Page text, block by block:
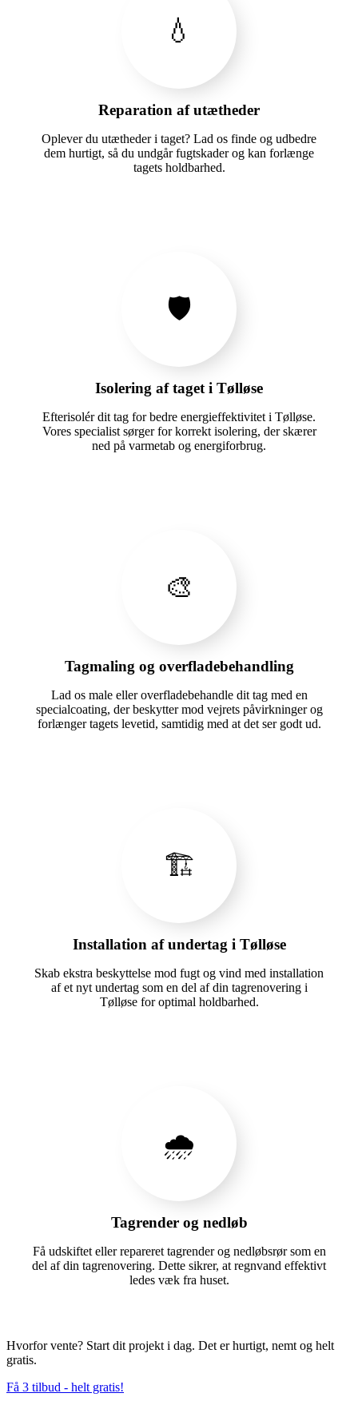
💧
Reparation af utætheder
Oplever du utætheder i taget? Lad os finde og udbedre
dem hurtigt, så du undgår fugtskader og kan forlænge
tagets holdbarhed.
🛡️
Isolering af taget i Tølløse
Efterisolér dit tag for bedre energieffektivitet i Tølløse.
Vores specialist sørger for korrekt isolering, der skærer
ned på varmetab og energiforbrug.
🎨
Tagmaling og overfladebehandling
Lad os male eller overfladebehandle dit tag med en
specialcoating, der beskytter mod vejrets påvirkninger og
forlænger tagets levetid, samtidig med at det ser godt ud.
🏗️
Installation af undertag i Tølløse
Skab ekstra beskyttelse mod fugt og vind med installation
af et nyt undertag som en del af din tagrenovering i
Tølløse for optimal holdbarhed.
🌧️
Tagrender og nedløb
Få udskiftet eller repareret tagrender og nedløbsrør som en
del af din tagrenovering. Dette sikrer, at regnvand effektivt
ledes væk fra huset.
Hvorfor vente? Start dit projekt i dag. Det er hurtigt, nemt og helt
gratis.
Få 3 tilbud - helt gratis!